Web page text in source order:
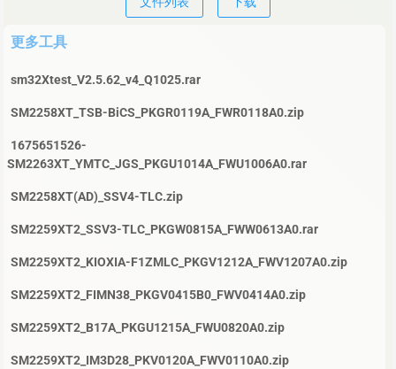
更多工具
sm32Xtest_V2.5.62_v4_Q1025.rar
SM2258XT_TSB-BiCS_PKGR0119A_FWR0118A0.zip
1675651526-
SM2263XT_YMTC_JGS_PKGU1014A_FWU1006A0.rar
SM2258XT(AD)_SSV4-TLC.zip
SM2259XT2_SSV3-TLC_PKGW0815A_FWW0613A0.rar
SM2259XT2_KIOXIA-F1ZMLC_PKGV1212A_FWV1207A0.zip
SM2259XT2_FIMN38_PKGV0415B0_FWV0414A0.zip
SM2259XT2_B17A_PKGU1215A_FWU0820A0.zip
SM2259XT2_IM3D28_PKV0120A_FWV0110A0.zip